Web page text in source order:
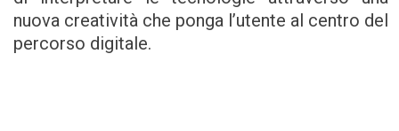
nuova creatività che ponga l’utente al centro del
percorso digitale.